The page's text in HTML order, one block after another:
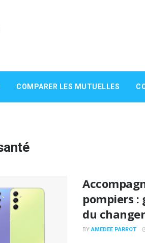
COMPARER LES MUTUELLES
pompiers
du
BY AMEDEE PARROT